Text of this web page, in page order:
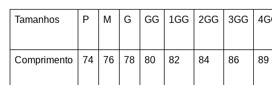
Tamanhos P M G GG 1GG 2GG 3GG
Comprimento 74 76 78 80 82 84 86 89